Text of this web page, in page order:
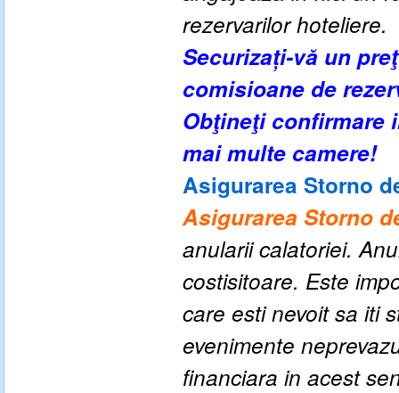
rezervarilor hoteliere.
Securizați-vă un
comisioane de
Obţineţi confirmare
mai multe camere!
Asigurarea Storno
Asigurarea Storno
anularii calatoriei.
costisitoare. Este
care esti nevoit sa iti
evenimente
financiara in acest